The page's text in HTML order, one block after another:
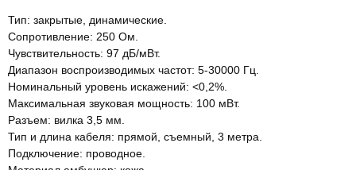
Тип: закрытые, динамические.
Сопротивление: 250 Ом.
Чувствительность: 97 дБ/мВт.
Диапазон воспроизводимых частот: 5-30000 Гц.
Номинальный уровень искажений: <0,2%.
Максимальная звуковая мощность: 100 мВт.
Разъем: вилка 3,5 мм.
Тип и длина кабеля: прямой, съемный, 3 метра.
Подключение: проводное.